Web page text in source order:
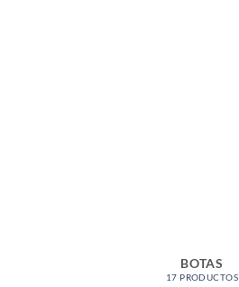
BOTAS
17 PRODUCTOS